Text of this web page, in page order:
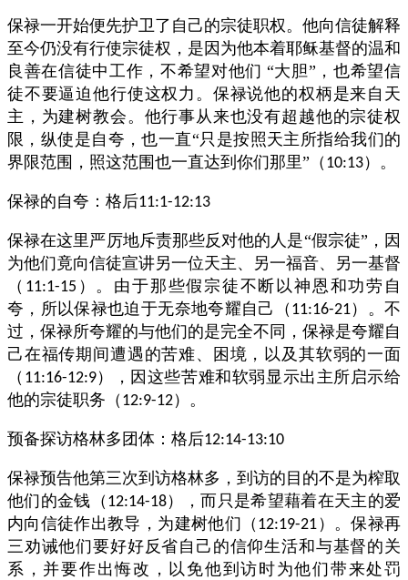
保禄一开始便先护卫了自己的宗徒职权。他向信徒解释
至今仍没有行使宗徒权，是因为他本着耶稣基督的温和
良善在信徒中工作，不希望对他们 “大胆”，也希望信
徒不要逼迫他行使这权力。保禄说他的权柄是来自天
主，为建树教会。他行事从来也没有超越他的宗徒权
限，纵使是自夸，也一直“只是按照天主所指给我们的
界限范围，照这范围也一直达到你们那里”（ 10:13）。
保禄的自夸：格后11:1-12:13
保禄在这里严厉地斥责那些反对他的人是“假宗徒”，因
为他们竟向信徒宣讲另一位天主、另一福音、另一基督
（ 11:1-15 ）。由于那些假宗徒不断以神恩和功劳自
夸，所以保禄也迫于无奈地夸耀自己（ 11:16-21）。不
过，保禄所夸耀的与他们的是完全不同，保禄是夸耀自
己在福传期间遭遇的苦难、困境，以及其软弱的一面
（ 11:16-12:9），因这些苦难和软弱显示出主所启示给
他的宗徒职务（ 12:9-12）。
预备探访格林多团体：格后12:14-13:10
保禄预告他第三次到访格林多，到访的目的不是为榨取
他们的金钱（ 12:14-18），而只是希望藉着在天主的爱
内向信徒作出教导，为建树他们（ 12:19-21 ）。保禄再
三劝诫他们要好好反省自己的信仰生活和与基督的关
系，并要作出悔改，以免他到访时为他们带来处罚